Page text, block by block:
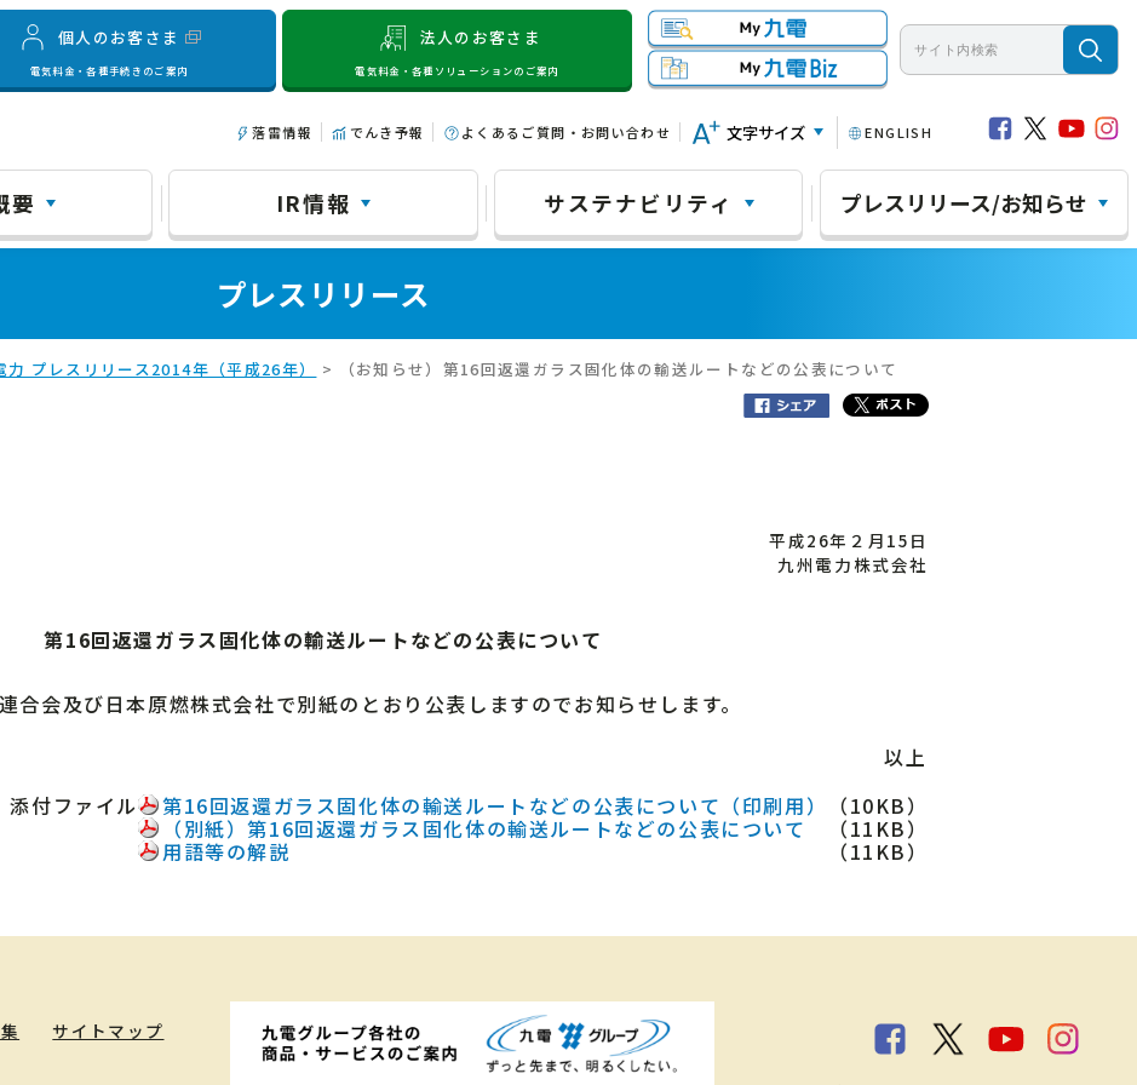
個人のお客さま
電気料金・各種手続きのご案内
法人のお客さま
電気料金・各種ソリューションのご案内
落雷情報 でんき予報 よくあるご質問・お問い合わせ 文字サイズ ENGLISH
要 IR情報 サステナビリティ プレスリリース/お知らせ
プレスリリース
力 プレスリリース2014年（平成26年） > （お知らせ）第16回返還ガラス固化体の輸送ルートなどの公表について
平成26年２月15日
九州電力株式会社
第16回返還ガラス固化体の輸送ルートなどの公表について
合会及び日本原燃株式会社で別紙のとおり公表しますのでお知らせします。
以上
添付ファイル
第16回返還ガラス固化体の輸送ルートなどの公表について（印刷用） （10KB）
（別紙）第16回返還ガラス固化体の輸送ルートなどの公表について （11KB）
用語等の解説 （11KB）
サイトマップ